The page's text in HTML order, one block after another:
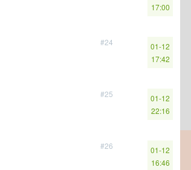
17:00
#24
01-12
17:42
#25
01-12
22:16
#26
01-12
16:46